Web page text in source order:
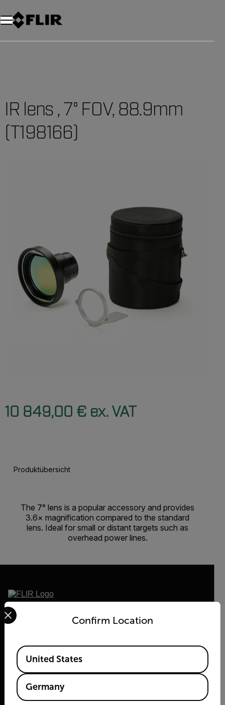
Unread messages
Modell
Entfernen
Elemente
Element
In den Warenkorb
Im Warenkorb
IR lens , 7° FOV, 88.9mm
(T198166)
10 849,00 € ex. VAT
Produktübersicht
The 7° lens is a popular accessory and provides
3.6× magnification compared to the standard
lens. Ideal for small or distant targets such as
overhead power lines.
2026 © Flir Alle Rechte vorbehalten.
Confirm Location
Select your preferred country and language from the
Available Locations
United States
Germany